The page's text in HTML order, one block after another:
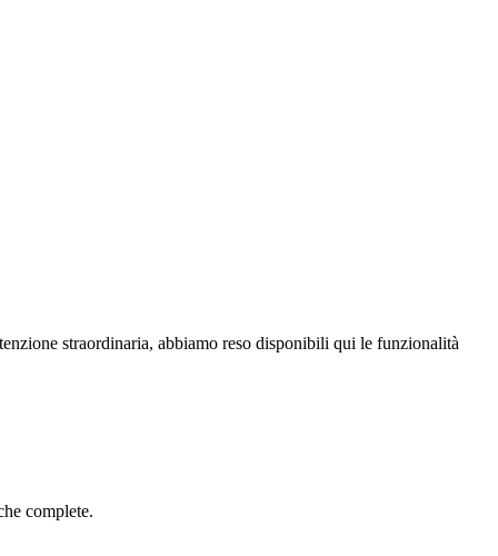
straordinaria, abbiamo reso disponibili qui le funzionalità
complete.